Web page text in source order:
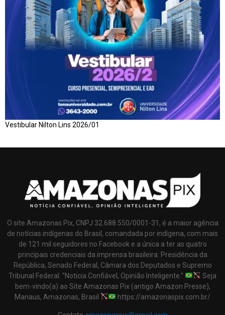
Vestibular Nilton Lins 2026/01
O site Amazonas Pix, CNPJ 32.688.550/0001-31, é a maior agência
de notícias indígenas do Brasil, comandada por indígena, com mais
de 121 mil seguidores no Facebook e a única a ter as quatro
principais credenciais da imprensa brasileira: Presidência da
República, Senado Federal, Câmara dos Deputados e Supremo
Tribunal Federal. "Noticia Confiável, Opinião Inteligente."
Seja
bem-vindo(a) ao Site Amazonas Pix (antigo Amazon Presse),
Manaus, Amazonas, Brasil
https://amazonaspix.com.br/